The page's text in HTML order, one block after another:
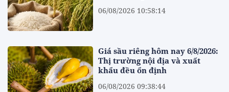
06/08/2026 10:58:14
Giá sầu riêng hôm nay 6/8/2026:
Thị trường nội địa và xuất
khẩu đều ổn định
06/08/2026 09:38:44